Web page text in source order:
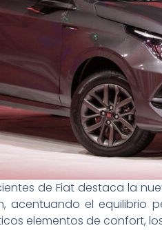
de Fiat destaca la
acentuando el equilibrio
elementos de confort,